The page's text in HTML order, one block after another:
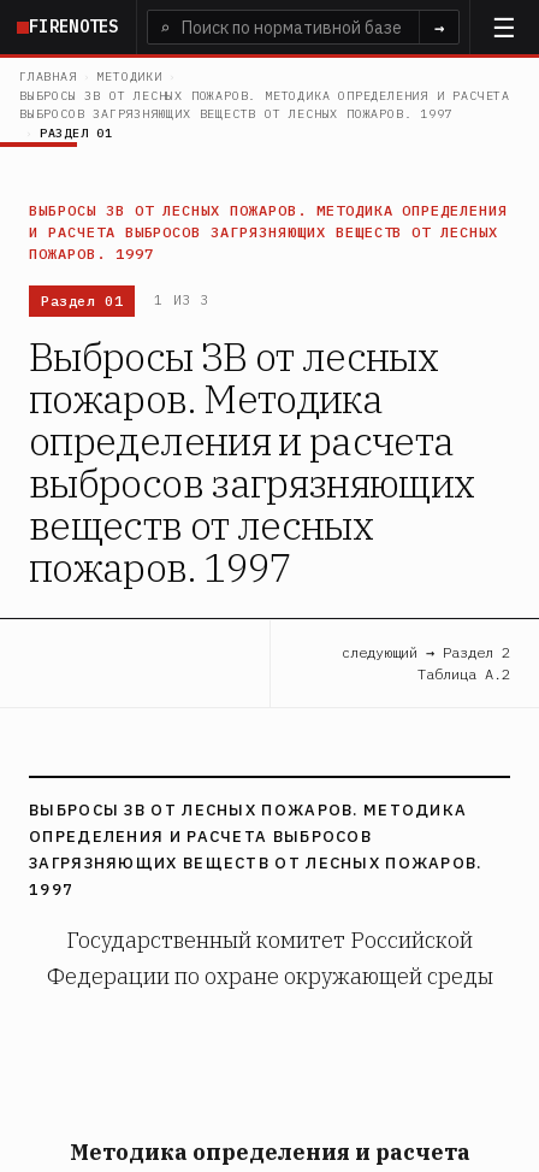
Перейти
основному
содержанию
FIRENOTES ⌕ →
ГЛАВНАЯ › МЕТОДИКИ
›
ВЫБРОСЫ ЗВ ОТ ЛЕСНЫХ ПОЖАРОВ. МЕТОДИКА ОПРЕДЕЛЕНИЯ И РАСЧЕТА
ВЫБРОСОВ ЗАГРЯЗНЯЮЩИХ ВЕЩЕСТВ ОТ ЛЕСНЫХ ПОЖАРОВ. 1997
›
РАЗДЕЛ 01
ВЫБРОСЫ ЗВ ОТ ЛЕСНЫХ ПОЖАРОВ. МЕТОДИКА ОПРЕДЕЛЕНИЯ
И РАСЧЕТА ВЫБРОСОВ ЗАГРЯЗНЯЮЩИХ ВЕЩЕСТВ ОТ ЛЕСНЫХ
ПОЖАРОВ. 1997
Раздел 01 1 ИЗ 3
Выбросы ЗВ от лесных
пожаров. Методика
определения и расчета
выбросов загрязняющих
веществ от лесных
пожаров. 1997
следующий → Раздел 2
Таблица А.2
ВЫБРОСЫ ЗВ ОТ ЛЕСНЫХ ПОЖАРОВ. МЕТОДИКА
ОПРЕДЕЛЕНИЯ И РАСЧЕТА ВЫБРОСОВ
ЗАГРЯЗНЯЮЩИХ ВЕЩЕСТВ ОТ ЛЕСНЫХ ПОЖАРОВ.
1997
Государственный комитет Российской
Федерации по охране окружающей среды
Методика определения и расчета